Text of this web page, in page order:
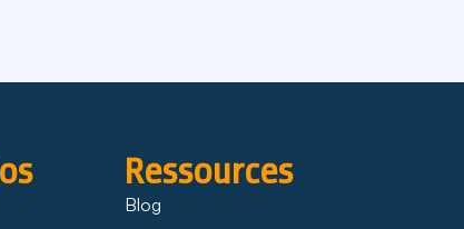
Ressources
Blog